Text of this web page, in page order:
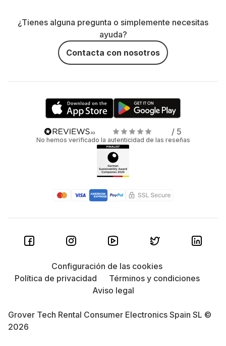
¿Tienes alguna pregunta o simplemente necesitas
ayuda?
Contacta con nosotros
/ 5
No hemos verificado la autenticidad de las reseñas
Grover Tech Rental Consumer Electronics Spain SL ©
2026
Configuración de las cookies
Política de privacidad
Términos y condiciones
Aviso legal